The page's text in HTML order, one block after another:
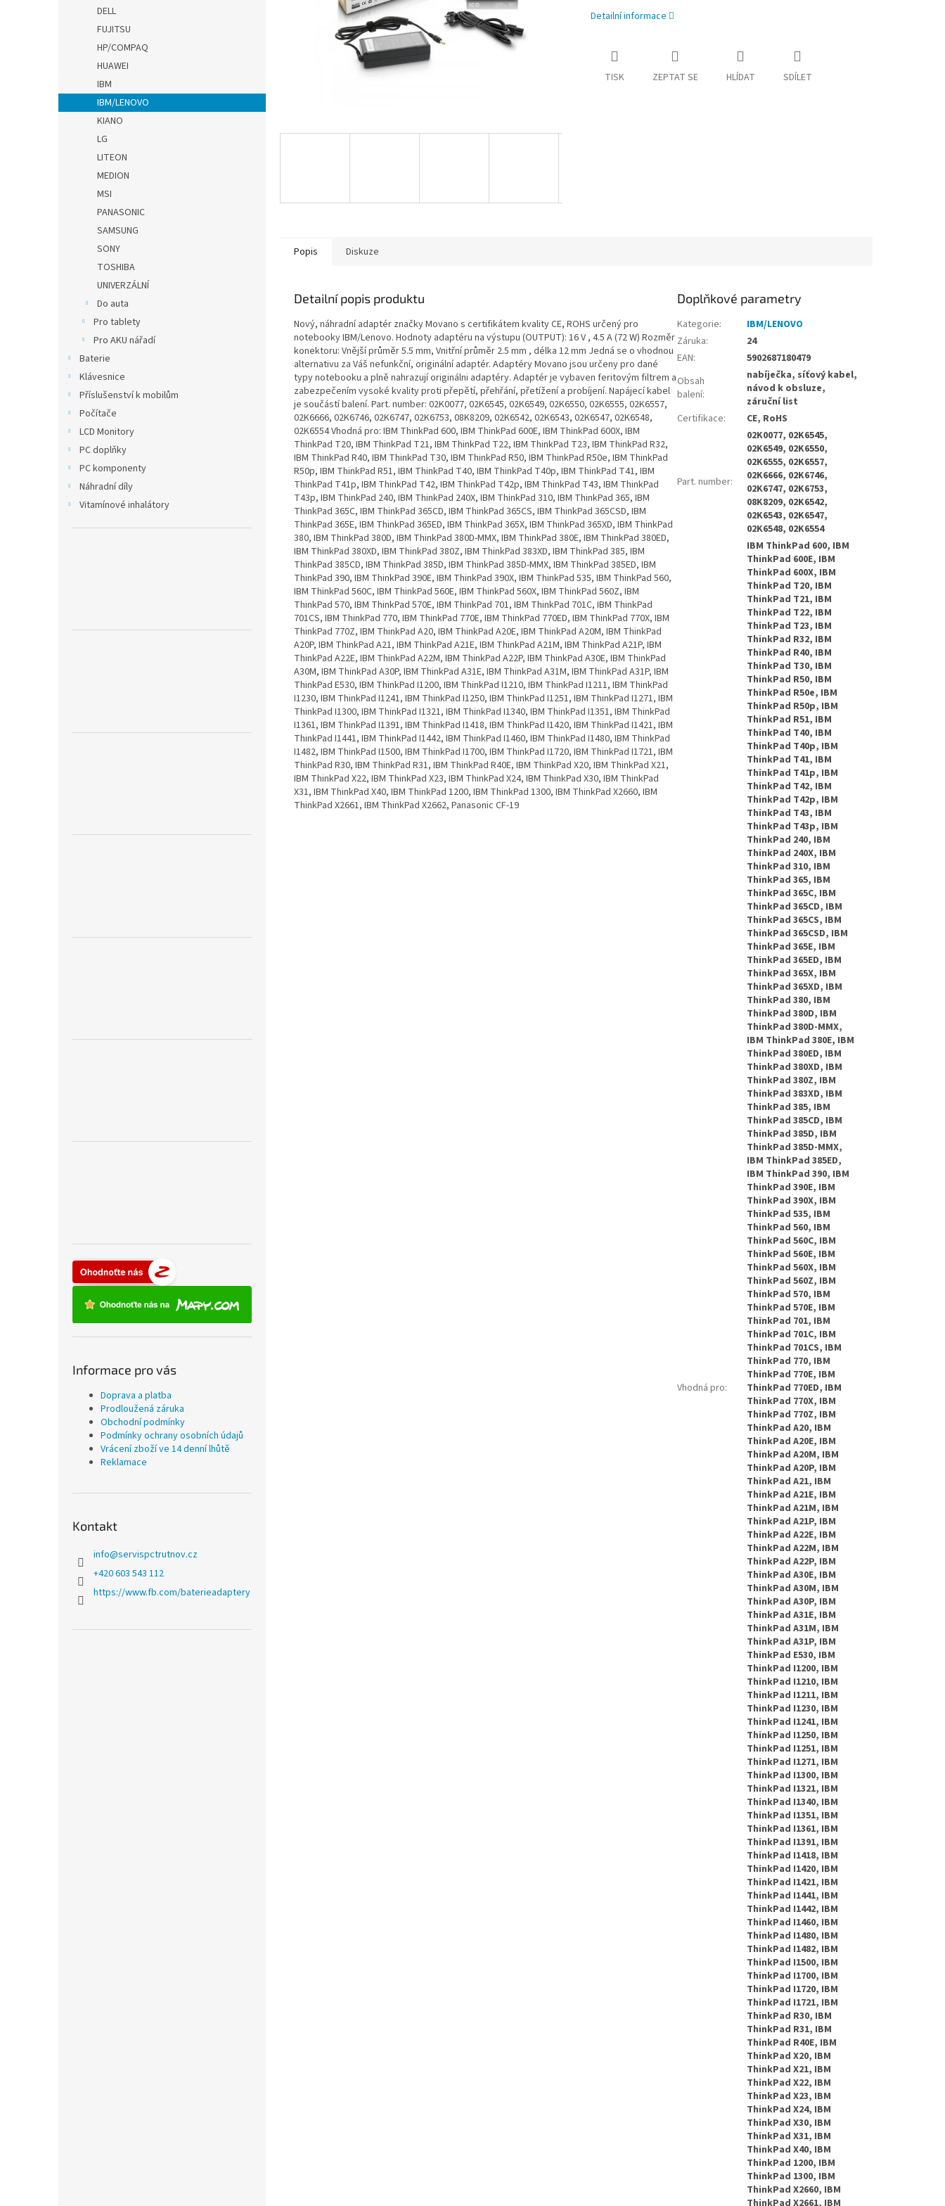
DELL
FUJITSU
HP/COMPAQ
HUAWEI
IBM
IBM/LENOVO
KIANO
LG
LITEON
MEDION
MSI
PANASONIC
SAMSUNG
SONY
TOSHIBA
UNIVERZÁLNÍ
Do auta
Pro tablety
Pro AKU nářadí
Baterie
Klávesnice
Příslušenství k mobilům
Počítače
LCD Monitory
PC doplňky
PC komponenty
Náhradní díly
Vitamínové inhalátory
Informace pro vás
Doprava a platba
Prodloužená záruka
Obchodní podmínky
Podmínky ochrany osobních údajů
Vrácení zboží ve 14 denní lhůtě
Reklamace
Kontakt
info@servispctrutnov.cz
+420 603 543 112
https://www.fb.com/baterieadaptery
Detailní informace
TISK ZEPTAT SE HLÍDAT SDÍLET
Popis Diskuze
Detailní popis produktu
Nový, náhradní adaptér značky Movano s certifikátem kvality CE, ROHS určený pro
notebooky IBM/Lenovo. Hodnoty adaptéru na výstupu (OUTPUT): 16 V , 4.5 A (72 W) Rozměr
konektoru: Vnější průměr 5.5 mm, Vnitřní průměr 2.5 mm , délka 12 mm Jedná se o vhodnou
alternativu za Váš nefunkční, originální adaptér. Adaptéry Movano jsou určeny pro dané
typy notebooku a plně nahrazují originálni adaptéry. Adaptér je vybaven feritovým filtrem a
zabezpečením vysoké kvality proti přepětí, přehřání, přetížení a probíjení. Napájecí kabel
je součástí balení. Part. number: 02K0077, 02K6545, 02K6549, 02K6550, 02K6555, 02K6557,
02K6666, 02K6746, 02K6747, 02K6753, 08K8209, 02K6542, 02K6543, 02K6547, 02K6548,
02K6554 Vhodná pro: IBM ThinkPad 600, IBM ThinkPad 600E, IBM ThinkPad 600X, IBM
ThinkPad T20, IBM ThinkPad T21, IBM ThinkPad T22, IBM ThinkPad T23, IBM ThinkPad R32,
IBM ThinkPad R40, IBM ThinkPad T30, IBM ThinkPad R50, IBM ThinkPad R50e, IBM ThinkPad
R50p, IBM ThinkPad R51, IBM ThinkPad T40, IBM ThinkPad T40p, IBM ThinkPad T41, IBM
ThinkPad T41p, IBM ThinkPad T42, IBM ThinkPad T42p, IBM ThinkPad T43, IBM ThinkPad
T43p, IBM ThinkPad 240, IBM ThinkPad 240X, IBM ThinkPad 310, IBM ThinkPad 365, IBM
ThinkPad 365C, IBM ThinkPad 365CD, IBM ThinkPad 365CS, IBM ThinkPad 365CSD, IBM
ThinkPad 365E, IBM ThinkPad 365ED, IBM ThinkPad 365X, IBM ThinkPad 365XD, IBM ThinkPad
380, IBM ThinkPad 380D, IBM ThinkPad 380D-MMX, IBM ThinkPad 380E, IBM ThinkPad 380ED,
IBM ThinkPad 380XD, IBM ThinkPad 380Z, IBM ThinkPad 383XD, IBM ThinkPad 385, IBM
ThinkPad 385CD, IBM ThinkPad 385D, IBM ThinkPad 385D-MMX, IBM ThinkPad 385ED, IBM
ThinkPad 390, IBM ThinkPad 390E, IBM ThinkPad 390X, IBM ThinkPad 535, IBM ThinkPad 560,
IBM ThinkPad 560C, IBM ThinkPad 560E, IBM ThinkPad 560X, IBM ThinkPad 560Z, IBM
ThinkPad 570, IBM ThinkPad 570E, IBM ThinkPad 701, IBM ThinkPad 701C, IBM ThinkPad
701CS, IBM ThinkPad 770, IBM ThinkPad 770E, IBM ThinkPad 770ED, IBM ThinkPad 770X, IBM
ThinkPad 770Z, IBM ThinkPad A20, IBM ThinkPad A20E, IBM ThinkPad A20M, IBM ThinkPad
A20P, IBM ThinkPad A21, IBM ThinkPad A21E, IBM ThinkPad A21M, IBM ThinkPad A21P, IBM
ThinkPad A22E, IBM ThinkPad A22M, IBM ThinkPad A22P, IBM ThinkPad A30E, IBM ThinkPad
A30M, IBM ThinkPad A30P, IBM ThinkPad A31E, IBM ThinkPad A31M, IBM ThinkPad A31P, IBM
ThinkPad E530, IBM ThinkPad I1200, IBM ThinkPad I1210, IBM ThinkPad I1211, IBM ThinkPad
I1230, IBM ThinkPad I1241, IBM ThinkPad I1250, IBM ThinkPad I1251, IBM ThinkPad I1271, IBM
ThinkPad I1300, IBM ThinkPad I1321, IBM ThinkPad I1340, IBM ThinkPad I1351, IBM ThinkPad
I1361, IBM ThinkPad I1391, IBM ThinkPad I1418, IBM ThinkPad I1420, IBM ThinkPad I1421, IBM
ThinkPad I1441, IBM ThinkPad I1442, IBM ThinkPad I1460, IBM ThinkPad I1480, IBM ThinkPad
I1482, IBM ThinkPad I1500, IBM ThinkPad I1700, IBM ThinkPad I1720, IBM ThinkPad I1721, IBM
ThinkPad R30, IBM ThinkPad R31, IBM ThinkPad R40E, IBM ThinkPad X20, IBM ThinkPad X21,
IBM ThinkPad X22, IBM ThinkPad X23, IBM ThinkPad X24, IBM ThinkPad X30, IBM ThinkPad
X31, IBM ThinkPad X40, IBM ThinkPad 1200, IBM ThinkPad 1300, IBM ThinkPad X2660, IBM
ThinkPad X2661, IBM ThinkPad X2662, Panasonic CF-19
Doplňkové parametry
Kategorie:
IBM/LENOVO
Záruka:
24
EAN:
5902687180479
Obsah
balení:
nabíječka, síťový kabel,
návod k obsluze,
záruční list
Certifikace: CE, RoHS
Part. number:
02K0077, 02K6545,
02K6549, 02K6550,
02K6555, 02K6557,
02K6666, 02K6746,
02K6747, 02K6753,
08K8209, 02K6542,
02K6543, 02K6547,
02K6548, 02K6554
Vhodná pro:
IBM ThinkPad 600, IBM
ThinkPad 600E, IBM
ThinkPad 600X, IBM
ThinkPad T20, IBM
ThinkPad T21, IBM
ThinkPad T22, IBM
ThinkPad T23, IBM
ThinkPad R32, IBM
ThinkPad R40, IBM
ThinkPad T30, IBM
ThinkPad R50, IBM
ThinkPad R50e, IBM
ThinkPad R50p, IBM
ThinkPad R51, IBM
ThinkPad T40, IBM
ThinkPad T40p, IBM
ThinkPad T41, IBM
ThinkPad T41p, IBM
ThinkPad T42, IBM
ThinkPad T42p, IBM
ThinkPad T43, IBM
ThinkPad T43p, IBM
ThinkPad 240, IBM
ThinkPad 240X, IBM
ThinkPad 310, IBM
ThinkPad 365, IBM
ThinkPad 365C, IBM
ThinkPad 365CD, IBM
ThinkPad 365CS, IBM
ThinkPad 365CSD, IBM
ThinkPad 365E, IBM
ThinkPad 365ED, IBM
ThinkPad 365X, IBM
ThinkPad 365XD, IBM
ThinkPad 380, IBM
ThinkPad 380D, IBM
ThinkPad 380D-MMX,
IBM ThinkPad 380E, IBM
ThinkPad 380ED, IBM
ThinkPad 380XD, IBM
ThinkPad 380Z, IBM
ThinkPad 383XD, IBM
ThinkPad 385, IBM
ThinkPad 385CD, IBM
ThinkPad 385D, IBM
ThinkPad 385D-MMX,
IBM ThinkPad 385ED,
IBM ThinkPad 390, IBM
ThinkPad 390E, IBM
ThinkPad 390X, IBM
ThinkPad 535, IBM
ThinkPad 560, IBM
ThinkPad 560C, IBM
ThinkPad 560E, IBM
ThinkPad 560X, IBM
ThinkPad 560Z, IBM
ThinkPad 570, IBM
ThinkPad 570E, IBM
ThinkPad 701, IBM
ThinkPad 701C, IBM
ThinkPad 701CS, IBM
ThinkPad 770, IBM
ThinkPad 770E, IBM
ThinkPad 770ED, IBM
ThinkPad 770X, IBM
ThinkPad 770Z, IBM
ThinkPad A20, IBM
ThinkPad A20E, IBM
ThinkPad A20M, IBM
ThinkPad A20P, IBM
ThinkPad A21, IBM
ThinkPad A21E, IBM
ThinkPad A21M, IBM
ThinkPad A21P, IBM
ThinkPad A22E, IBM
ThinkPad A22M, IBM
ThinkPad A22P, IBM
ThinkPad A30E, IBM
ThinkPad A30M, IBM
ThinkPad A30P, IBM
ThinkPad A31E, IBM
ThinkPad A31M, IBM
ThinkPad A31P, IBM
ThinkPad E530, IBM
ThinkPad I1200, IBM
ThinkPad I1210, IBM
ThinkPad I1211, IBM
ThinkPad I1230, IBM
ThinkPad I1241, IBM
ThinkPad I1250, IBM
ThinkPad I1251, IBM
ThinkPad I1271, IBM
ThinkPad I1300, IBM
ThinkPad I1321, IBM
ThinkPad I1340, IBM
ThinkPad I1351, IBM
ThinkPad I1361, IBM
ThinkPad I1391, IBM
ThinkPad I1418, IBM
ThinkPad I1420, IBM
ThinkPad I1421, IBM
ThinkPad I1441, IBM
ThinkPad I1442, IBM
ThinkPad I1460, IBM
ThinkPad I1480, IBM
ThinkPad I1482, IBM
ThinkPad I1500, IBM
ThinkPad I1700, IBM
ThinkPad I1720, IBM
ThinkPad I1721, IBM
ThinkPad R30, IBM
ThinkPad R31, IBM
ThinkPad R40E, IBM
ThinkPad X20, IBM
ThinkPad X21, IBM
ThinkPad X22, IBM
ThinkPad X23, IBM
ThinkPad X24, IBM
ThinkPad X30, IBM
ThinkPad X31, IBM
ThinkPad X40, IBM
ThinkPad 1200, IBM
ThinkPad 1300, IBM
ThinkPad X2660, IBM
ThinkPad X2661, IBM